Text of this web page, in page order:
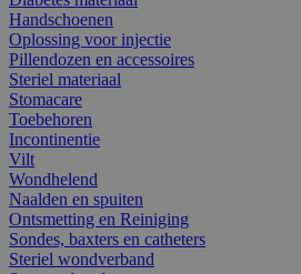
Handschoenen
Oplossing voor injectie
Pillendozen en accessoires
Steriel materiaal
Stomacare
Toebehoren
Incontinentie
Vilt
Wondhelend
Naalden en spuiten
Ontsmetting en Reiniging
Sondes, baxters en catheters
Steriel wondverband